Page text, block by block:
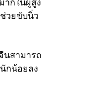
วยขับนิ่ว
นสามารถ
กน้อยลง